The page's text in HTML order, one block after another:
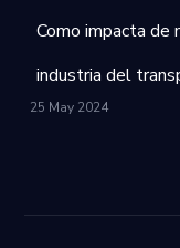
Como impacta de
industria del
25 May 2024